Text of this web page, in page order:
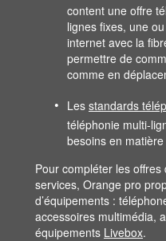
content une offre
lignes fixes, une
internet avec la
permettre de
comme en
Les standards
téléphonie multi-
besoins en
Pour compléter les
services, Orange pro
d’équipements :
accessoires multimédia,
équipements Livebox.